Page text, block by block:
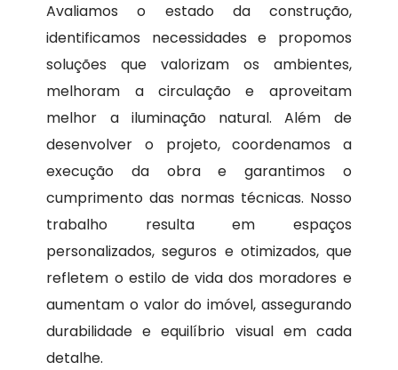
Avaliamos o estado da construção,
identificamos necessidades e propomos
soluções que valorizam os ambientes,
melhoram a circulação e aproveitam
melhor a iluminação natural. Além de
desenvolver o projeto, coordenamos a
execução da obra e garantimos o
cumprimento das normas técnicas. Nosso
trabalho resulta em espaços
personalizados, seguros e otimizados, que
refletem o estilo de vida dos moradores e
aumentam o valor do imóvel, assegurando
durabilidade e equilíbrio visual em cada
detalhe.